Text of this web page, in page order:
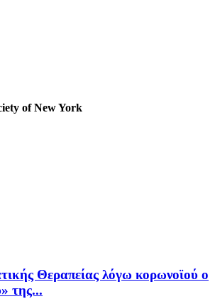
of New York
Θεραπείας λόγω κορωνοϊού ο
της...